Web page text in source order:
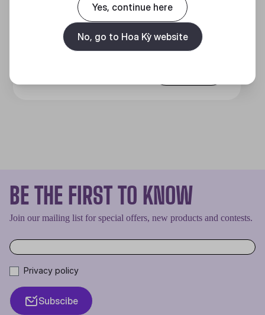
HAF 700
BE THE FIRST TO KNOW
Join our mailing list for special offers, new products and contests.
Privacy policy
Subscibe
Yes, continue here
No, go to Hoa Kỳ website